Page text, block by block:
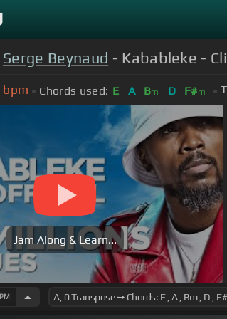
Serge Beynaud - Kabableke -
bpm Chords used: E A Bm D F#m
Jam Along & Learn...